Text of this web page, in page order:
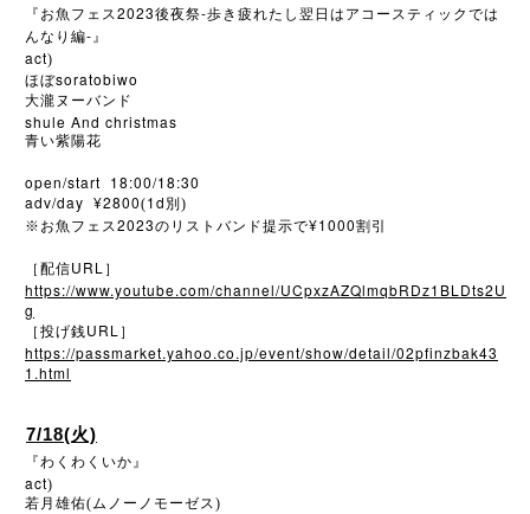
『お魚フェス2023後夜祭-歩き疲れたし翌日はアコースティックでは
んなり編-』
act)
ほぼsoratobiwo
大瀧ヌーバンド
shule And christmas
青い紫陽花
open/start 18:00/18:30
adv/day ¥2800(1d 別)
※ お魚フェス2023のリストバンド提示で¥1000割引
［配信URL ］
https://www.youtube.com/channel/UCpxzAZQlmqbRDz1BLDts2U
g
［投げ銭URL ］
https://passmarket.yahoo.co.jp/event/show/detail/02pfinzbak43
1.html
7/18(火)
『わくわくいか』
act)
若月雄佑(ムノーノモーゼス)